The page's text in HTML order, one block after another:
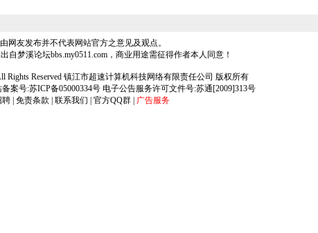
网友发布并不代表网站官方之意见及观点。
自梦溪论坛bbs.my0511.com，商业用途需征得作者本人同意！
Rights Reserved 镇江市超速计算机科技网络有限责任公司 版权所有
备案号:苏ICP备05000334号 电子公告服务许可文件号:苏通[2009]313号
聘 免责条款 联系我们 官方QQ群 广告服务